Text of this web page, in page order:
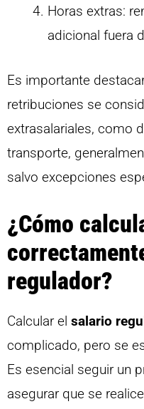
Horas extras:
adicional fuera
Es importante
retribuciones se
extrasalariales, como
transporte,
salvo excepciones
¿Cómo
regulador?
Calcular el salario
complicado, pero se
Es esencial seguir un
asegurar que se